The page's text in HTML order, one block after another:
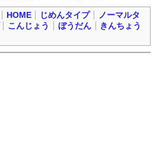
HOME じめんタイプ
ノーマルタ
こんじょう ぼうだん
きんちょう